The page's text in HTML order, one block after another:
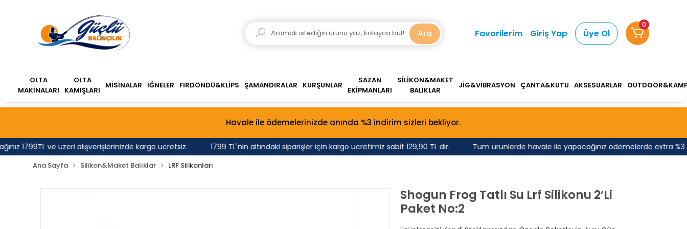
Havale ile ödemelerinizde anında %3 indirim sizleri bekliyor.
1799TL ve üzeri alışverişlerinizde kargo ücretsiz. 1799 TL'nin altındaki siparişler için kargo ücretimiz sabit 129,90 TL dir. Tüm ürünlerde havale ile yapacağınız ödemelerde extra %3
Ara Favorilerim Giriş Yap Üye Ol
0
OLTA
MAKİNALARI
OLTA
KAMIŞLARI
MİSİNALAR İĞNELER FIRDÖNDÜ&KLİPS ŞAMANDIRALAR KURŞUNLAR
SAZAN
EKİPMANLARI
SİLİKON&MAKET
BALIKLAR
JİG&VİBRASYON ÇANTA&KUTU AKSESUARLAR
Ana Sayfa Silikon&Maket Balıklar LRF Silikonları
Shogun Frog Tatlı Su Lrf Silikonu 2’Li
Paket No:2